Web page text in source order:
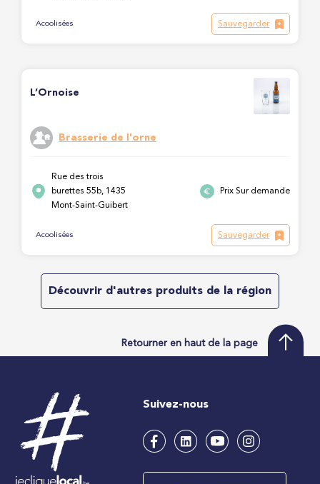
Acoolisées Sauvegarder
L’Ornoise
Brasserie de l'orne
Rue des trois
burettes 55b, 1435
Mont-Saint-Guibert
Prix Sur demande
Acoolisées Sauvegarder
Découvrir d'autres produits de la région
Retourner en haut de la page
Suivez-nous